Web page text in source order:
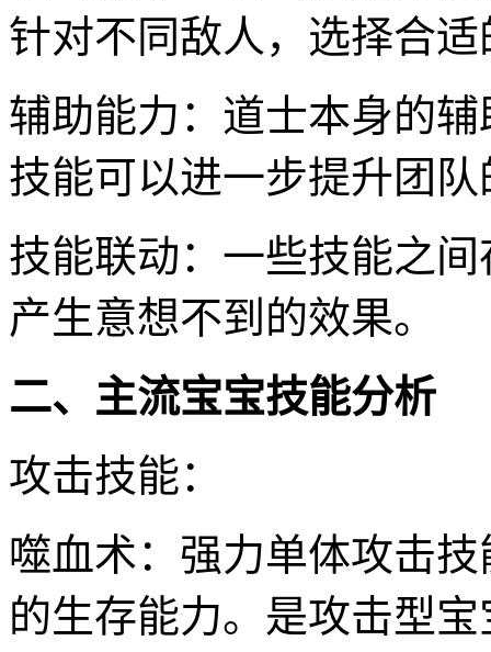
针对不同敌人，选择合
辅助能力：道士本身的
技能可以进一步提升团
技能联动：一些技能之
产生意想不到的效果。
二、主流宝宝技能分析
攻击技能：
噬血术：强力单体攻击
的生存能力。是攻击型